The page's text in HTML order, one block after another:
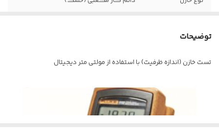
5%
توضیحات
تست خازن (اندازه ظرفیت) با استفاده از مولتی متر دیجیتال